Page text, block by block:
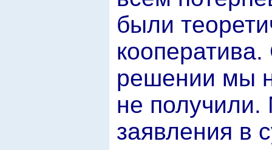
были
решении мы
не
заявления в